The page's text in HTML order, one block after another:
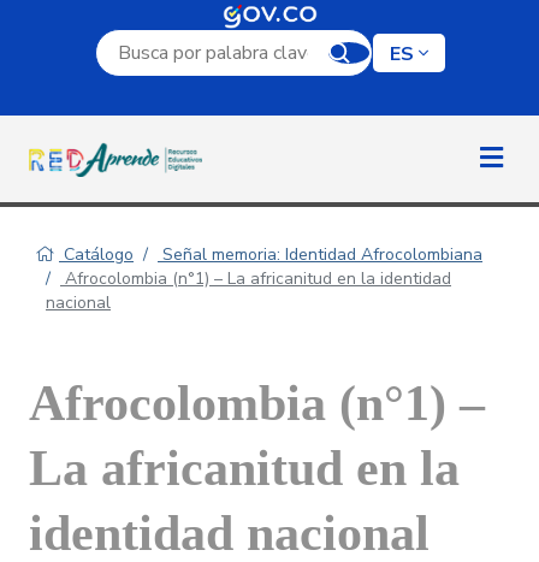
Campo de búsqueda por palabra clave
ES
Catálogo
Señal memoria: Identidad Afrocolombiana
Afrocolombia (n°1) – La africanitud en la identidad
nacional
Afrocolombia (n°1) –
La africanitud en la
identidad nacional